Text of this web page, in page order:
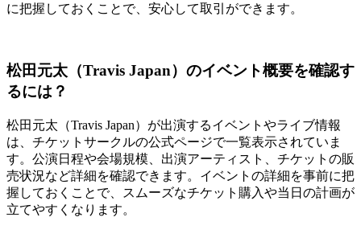
に把握しておくことで、安心して取引ができます。
松田元太（Travis Japan）のイベント概要を確認す
るには？
松田元太（Travis Japan）が出演するイベントやライブ情報
は、チケットサークルの公式ページで一覧表示されていま
す。公演日程や会場規模、出演アーティスト、チケットの販
売状況など詳細を確認できます。イベントの詳細を事前に把
握しておくことで、スムーズなチケット購入や当日の計画が
立てやすくなります。